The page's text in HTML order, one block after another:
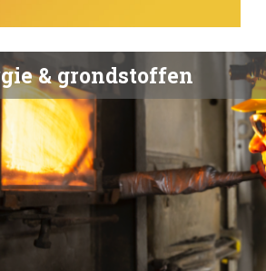
& grondstoffen